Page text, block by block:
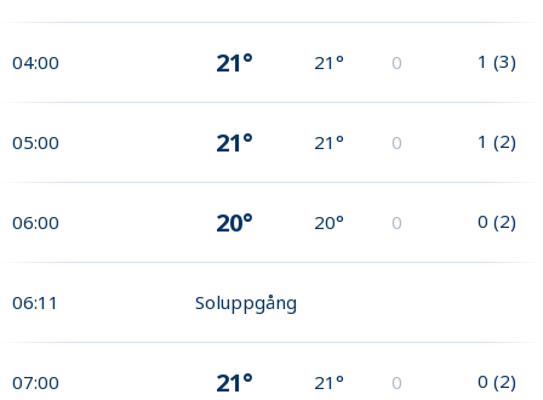
04:00 21° 21° 0 1 (3)
05:00 21° 21° 0 1 (2)
06:00 20° 20° 0 0 (2)
06:11 Soluppgång
07:00 21° 21° 0 0 (2)